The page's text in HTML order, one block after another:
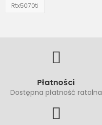
Rtx5070ti
Płatności
Dostępna płatność ratalna